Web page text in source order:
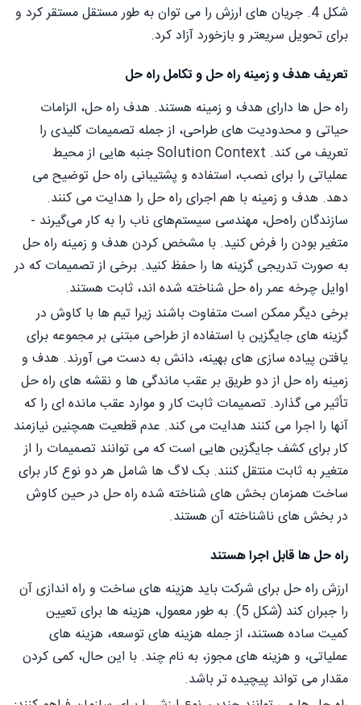
شکل 4. جریان های ارزش را می توان به طور مستقل مستقر کرد و
برای تحویل سریعتر و بازخورد آزاد کرد.
تعریف هدف و زمینه راه حل و تکامل راه حل
راه حل ها دارای هدف و زمینه هستند. هدف راه حل، الزامات
حیاتی و محدودیت های طراحی، از جمله تصمیمات کلیدی را
تعریف می کند. Solution Context جنبه هایی از محیط
عملیاتی را برای نصب، استفاده و پشتیبانی راه حل توضیح می
دهد. هدف و زمینه با هم اجرای راه حل را هدایت می کنند.
سازندگان راه‌حل، مهندسی سیستم‌های ناب را به کار می‌گیرند -
متغیر بودن را فرض کنید. با مشخص کردن هدف و زمینه راه حل
به صورت تدریجی گزینه ها را حفظ کنید. برخی از تصمیمات که در
اوایل چرخه عمر راه حل شناخته شده اند، ثابت هستند.
برخی دیگر ممکن است متفاوت باشند زیرا تیم ها با کاوش در
گزینه های جایگزین با استفاده از طراحی مبتنی بر مجموعه برای
یافتن پیاده سازی های بهینه، دانش به دست می آورند. هدف و
زمینه راه حل از دو طریق بر عقب ماندگی ها و نقشه های راه حل
تأثیر می گذارد. تصمیمات ثابت کار و موارد عقب مانده ای را که
آنها را اجرا می کنند هدایت می کند. عدم قطعیت همچنین نیازمند
کار برای کشف جایگزین هایی است که می توانند تصمیمات را از
متغیر به ثابت منتقل کنند. بک لاگ ها شامل هر دو نوع کار برای
ساخت همزمان بخش های شناخته شده راه حل در حین کاوش
در بخش های ناشناخته آن هستند.
راه حل ها قابل اجرا هستند
ارزش راه حل برای شرکت باید هزینه های ساخت و راه اندازی آن
را جبران کند (شکل 5). به طور معمول، هزینه ها برای تعیین
کمیت ساده هستند، از جمله هزینه های توسعه، هزینه های
عملیاتی، و هزینه های مجوز، به نام چند. با این حال، کمی کردن
مقدار می تواند پیچیده تر باشد.